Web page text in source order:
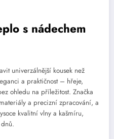
s nádechem
univerzálnější kousek než
a praktičnost – hřeje,
ohledu na příležitost. Značka
a precizní zpracování, a
kvalitní vlny a kašmíru,